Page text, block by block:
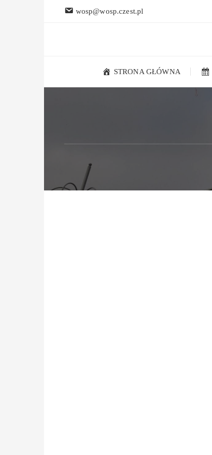
wosp@wosp.czest.pl
STRONA GŁÓWNA